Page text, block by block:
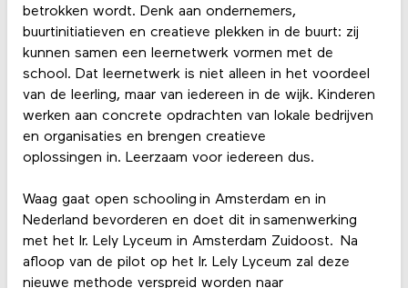
betrokken wordt. Denk aan ondernemers,
buurtinitiatieven en creatieve plekken in de buurt: zij
kunnen samen een leernetwerk vormen met de
school. Dat leernetwerk is niet alleen in het voordeel
van de leerling, maar van iedereen in de wijk. Kinderen
werken aan concrete opdrachten van lokale bedrijven
en organisaties en brengen creatieve
oplossingen in. Leerzaam voor iedereen dus.
Waag gaat open schooling in Amsterdam en in
Nederland bevorderen en doet dit in samenwerking
met het Ir. Lely Lyceum in Amsterdam Zuidoost. Na
afloop van de pilot op het Ir. Lely Lyceum zal deze
nieuwe methode verspreid worden naar